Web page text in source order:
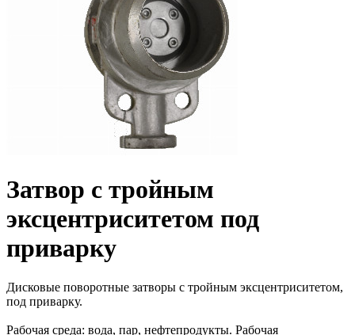
Затвор с тройным
эксцентриситетом под
приварку
Дисковые поворотные затворы с тройным эксцентриситетом,
под приварку.
Рабочая среда: вода, пар, нефтепродукты. Рабочая